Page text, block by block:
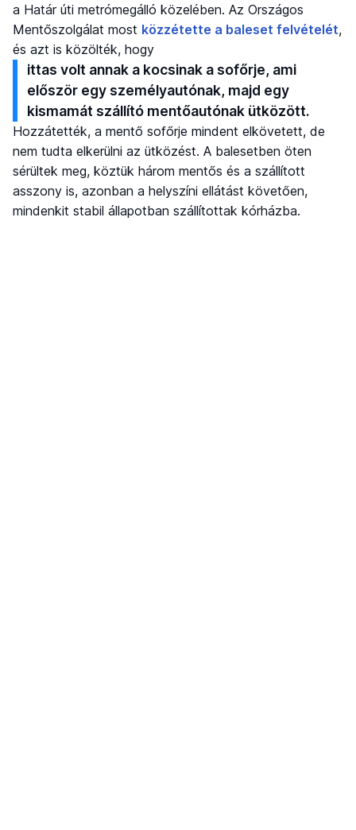
a Határ úti metrómegálló közelében. Az Országos
Mentőszolgálat most közzétette a baleset felvételét,
és azt is közölték, hogy
ittas volt annak a kocsinak a sofőrje, ami
először egy személyautónak, majd egy
kismamát szállító mentőautónak ütközött.
Hozzátették, a mentő sofőrje mindent elkövetett, de
nem tudta elkerülni az ütközést. A balesetben öten
sérültek meg, köztük három mentős és a szállított
asszony is, azonban a helyszíni ellátást követően,
mindenkit stabil állapotban szállítottak kórházba.